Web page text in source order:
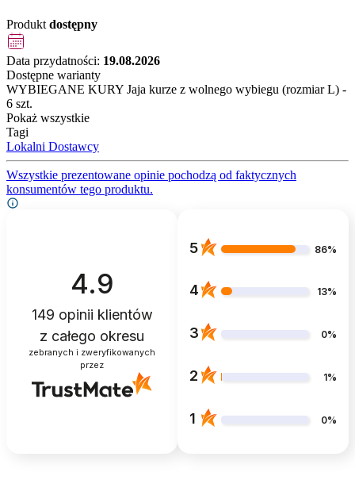
Produkt dostępny
Data przydatności: 19.08.2026
Dostępne warianty
WYBIEGANE KURY Jaja kurze z wolnego wybiegu (rozmiar L) -
6 szt.
Pokaż wszystkie
Tagi
Lokalni Dostawcy
Wszystkie prezentowane opinie pochodzą od faktycznych
konsumentów tego produktu.
4.9
149 opinii klientów
z całego okresu
zebranych i zweryfikowanych
przez
5 86%
4 13%
3 0%
2 1%
1 0%